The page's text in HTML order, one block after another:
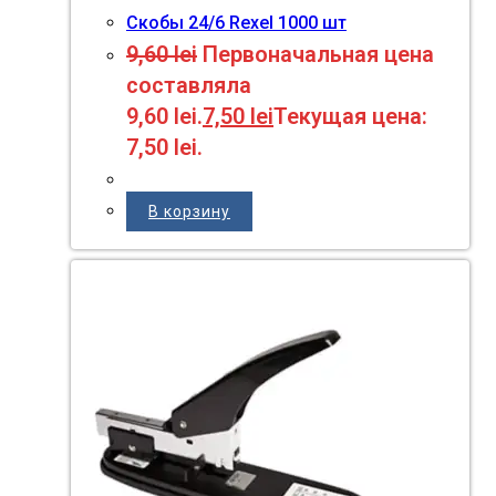
Скобы 24/6 Rexel 1000 шт
9,60lei Первоначальная цена
составляла
9,60 lei.7,50 leiТекущая цена:
7,50 lei.
В корзину